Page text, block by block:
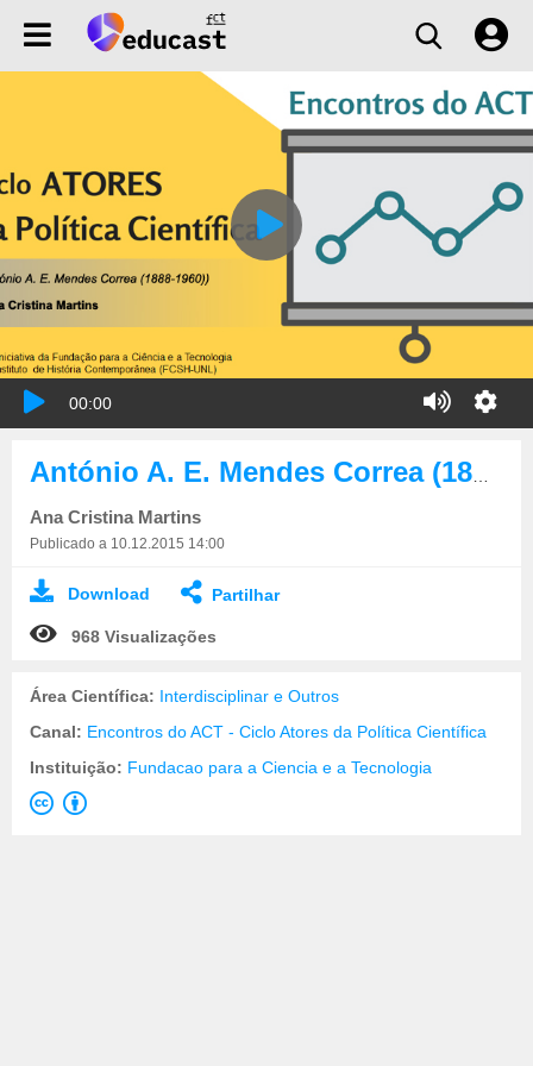
00:00
Ana Cristina Martins
Publicado a 10.12.2015 14:00
Download Partilhar
968 Visualizações
Área Científica: Interdisciplinar e Outros
Canal: Encontros do ACT - Ciclo Atores da Política Científica
Instituição: Fundacao para a Ciencia e a Tecnologia